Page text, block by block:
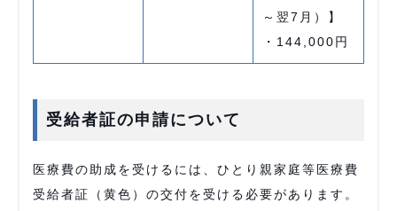
～翌7月）】
・144,000円
受給者証の申請について
医療費の助成を受けるには、ひとり親家庭等医療費
受給者証（黄色）の交付を受ける必要があります。